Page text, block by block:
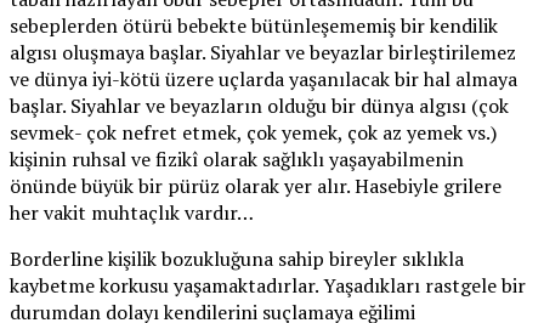
sebeplerden ötürü bebekte bütünleşememiş bir kendilik
algısı oluşmaya başlar. Siyahlar ve beyazlar birleştirilemez
ve dünya iyi-kötü üzere uçlarda yaşanılacak bir hal almaya
başlar. Siyahlar ve beyazların olduğu bir dünya algısı (çok
sevmek- çok nefret etmek, çok yemek, çok az yemek vs.)
kişinin ruhsal ve fizikî olarak sağlıklı yaşayabilmenin
önünde büyük bir pürüz olarak yer alır. Hasebiyle grilere
her vakit muhtaçlık vardır…
Borderline kişilik bozukluğuna sahip bireyler sıklıkla
kaybetme korkusu yaşamaktadırlar. Yaşadıkları rastgele bir
durumdan dolayı kendilerini suçlamaya eğilimi